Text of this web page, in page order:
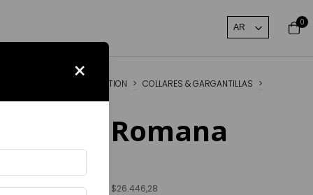
0
JEWELRY EDITION > COLLARES & GARGANTILLAS >
Collar Romana
Precio sin impuestos $26.446,28
×